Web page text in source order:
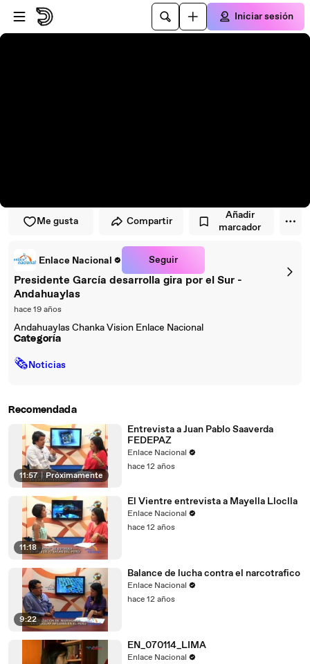
Saltar al reproductor
Saltar al contenido principal
Iniciar sesión
Me gusta Compartir
Añadir
marcador
Enlace Nacional Seguir
Presidente García desarrolla gira por el Sur -
Andahuaylas
hace 19 años
Andahuaylas Chanka Vision Enlace Nacional
Categoría
🗞Noticias
Recomendada
11:57 | Próximamente
Entrevista a Juan Pablo Saaverda
FEDEPAZ
Enlace Nacional
hace 12 años
11:18
El Vientre entrevista a Mayella Lloclla
Enlace Nacional
hace 12 años
9:22
Balance de lucha contra el narcotrafico
Enlace Nacional
hace 12 años
EN_070114_LIMA
Enlace Nacional